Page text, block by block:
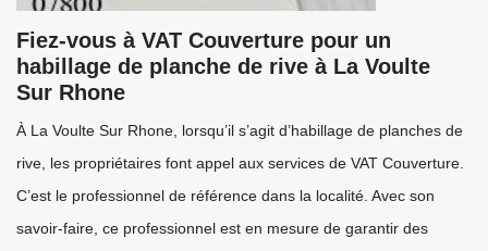
Fiez-vous à VAT Couverture pour un
habillage de planche de rive à La Voulte
Sur Rhone
À La Voulte Sur Rhone, lorsqu’il s’agit d’habillage de planches de
rive, les propriétaires font appel aux services de VAT Couverture.
C’est le professionnel de référence dans la localité. Avec son
savoir-faire, ce professionnel est en mesure de garantir des